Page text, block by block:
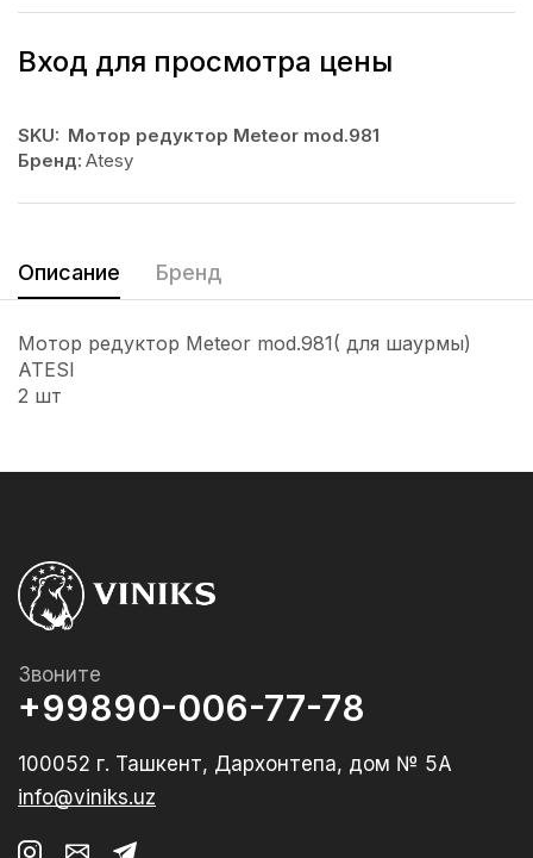
Вход для просмотра цены
SKU: Мотор редуктор Meteor mod.981
Бренд: Atesy
Описание Бренд
Мотор редуктор Meteor mod.981( для шаурмы)
ATESI
2 шт
Звоните
+99890-006-77-78
100052 г. Ташкент, Дархонтепа, дом № 5А
info@viniks.uz